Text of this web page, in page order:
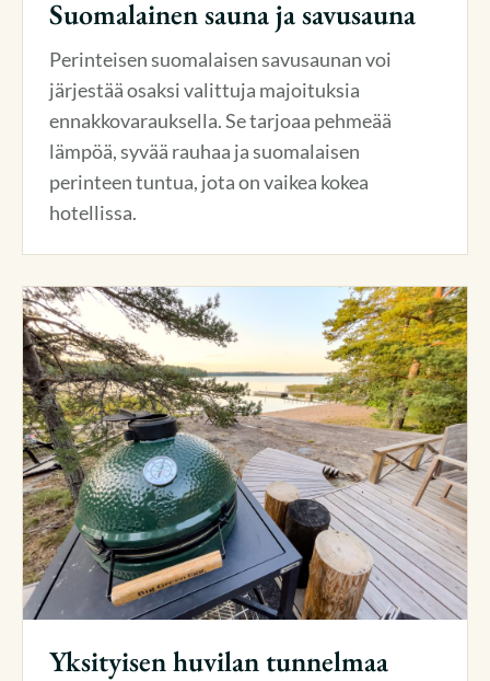
Suomalainen sauna ja savusauna
Perinteisen suomalaisen savusaunan voi
järjestää osaksi valittuja majoituksia
ennakkovarauksella. Se tarjoaa pehmeää
lämpöä, syvää rauhaa ja suomalaisen
perinteen tuntua, jota on vaikea kokea
hotellissa.
Yksityisen huvilan tunnelmaa